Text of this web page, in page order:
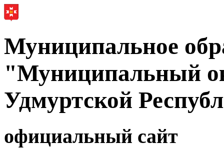
Муниципальное
"Муниципальный
Удмуртской
официальный сайт